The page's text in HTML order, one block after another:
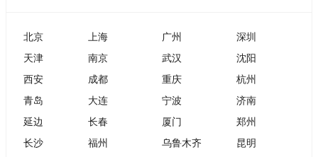
北京 上海 广州
深圳
天津
南京 武汉
沈阳
西安
成都 重庆
杭州
青岛
大连 宁波
济南
延边
长春 厦门
郑州
长沙
福州 乌鲁木齐
昆明